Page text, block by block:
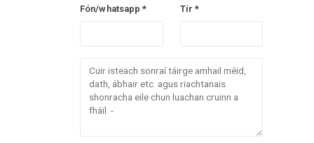
Fón/whatsapp * Tír *